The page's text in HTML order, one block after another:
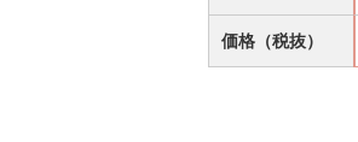
価格（税抜）